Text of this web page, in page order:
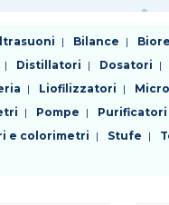
Bilance
Distillatori Dosatori
Liofilizzatori
Pompe Purificatori
e colorimetri Stufe